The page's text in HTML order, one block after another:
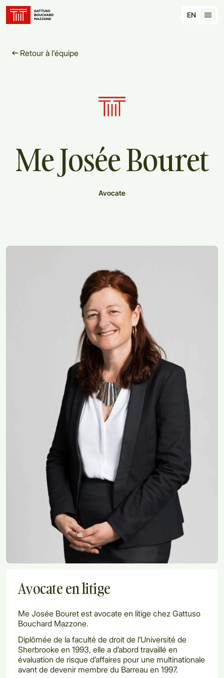
EN
Retour à l'équipe
Avocate
MeJoséeBouret
Avocate en litige
Me Josée Bouret est avocate en litige chez Gattuso
Bouchard Mazzone.
Diplômée de la faculté de droit de l’Université de
Sherbrooke en 1993, elle a d’abord travaillé en
évaluation de risque d’affaires pour une multinationale
avant de devenir membre du Barreau en 1997.